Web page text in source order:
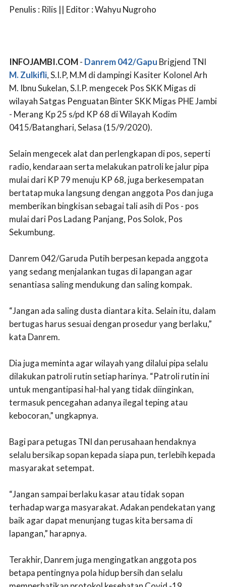
Penulis : Rilis || Editor : Wahyu Nugroho
INFOJAMBI.COM- Danrem 042/Gapu Brigjend TNI
M. Zulkifli, S.I.P, M.M di dampingi Kasiter Kolonel Arh
M. Ibnu Sukelan, S.I.P. mengecek Pos SKK Migas di
wilayah Satgas Penguatan Binter SKK Migas PHE Jambi
- Merang Kp 25 s/pd KP 68 di Wilayah Kodim
0415/Batanghari, Selasa (15/9/2020).
Selain mengecek alat dan perlengkapan di pos, seperti
radio, kendaraan serta melakukan patroli ke jalur pipa
mulai dari KP 79 menuju KP 68, juga berkesempatan
bertatap muka langsung dengan anggota Pos dan juga
memberikan bingkisan sebagai tali asih di Pos - pos
mulai dari Pos Ladang Panjang, Pos Solok, Pos
Sekumbung.
Danrem 042/Garuda Putih berpesan kepada anggota
yang sedang menjalankan tugas di lapangan agar
senantiasa saling mendukung dan saling kompak.
“Jangan ada saling dusta diantara kita. Selain itu, dalam
bertugas harus sesuai dengan prosedur yang berlaku,”
kata Danrem.
Dia juga meminta agar wilayah yang dilalui pipa selalu
dilakukan patroli rutin setiap harinya. “Patroli rutin ini
untuk mengantipasi hal-hal yang tidak diinginkan,
termasuk pencegahan adanya ilegal teping atau
kebocoran,” ungkapnya.
Bagi para petugas TNI dan perusahaan hendaknya
selalu bersikap sopan kepada siapa pun, terlebih kepada
masyarakat setempat.
“Jangan sampai berlaku kasar atau tidak sopan
terhadap warga masyarakat. Adakan pendekatan yang
baik agar dapat menunjang tugas kita bersama di
lapangan,” harapnya.
Terakhir, Danrem juga mengingatkan anggota pos
betapa pentingnya pola hidup bersih dan selalu